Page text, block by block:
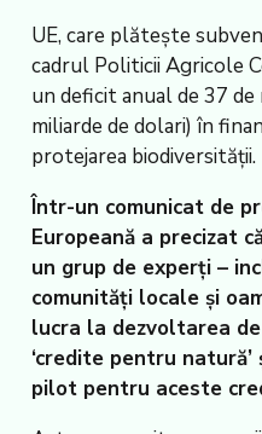
UE, care plătește
cadrul Politicii Agricole
un deficit anual de 37
miliarde de dolari) în
protejarea biodiversității.
Într-un comunicat de
Europeană a precizat
un grup de experți –
comunități locale și
lucra la dezvoltarea
‘credite pentru
pilot pentru aceste